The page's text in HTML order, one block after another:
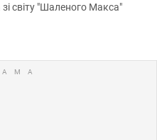
світу "Шаленого Макса"